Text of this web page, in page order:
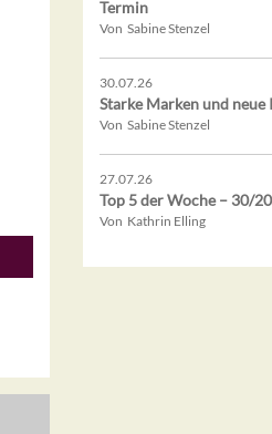
Termin
Von Sabine Stenzel
30.07.26
Starke Marken und neue
Von Sabine Stenzel
27.07.26
Top 5 der Woche – 30/
Von Kathrin Elling